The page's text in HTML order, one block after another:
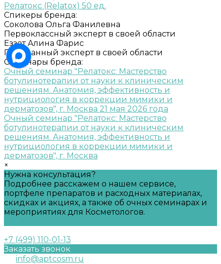
Релатокс (Relatox) 50 ед.
Спикеры бренда:
Соколова Ольга Фанилевна
Первоклассный эксперт в своей области
Еззет Алина Фарис
Признанный эксперт в своей области
Семинары бренда:
Очный семинар "Релатокс: Мастерство
ботулинотерапии от науки к клиническим
решениям. Анатомия, эффективность и
нутрициология в коррекции мимики и
дерматозов", г. Москва 21 мая 2026 года
Очный семинар "Релатокс: Мастерство
ботулинотерапии от науки к клиническим
решениям. Анатомия, эффективность и
нутрициология в коррекции мимики и
дерматозов", г. Москва
×
Нужна консультация?
Подробнее расскажем о нашем сервисе,
портфеле препаратов и расходных материалах,
скидках и акциях, а также об очных семинарах и
мероприятиях для Косметологов.
+7 (499) 110-01-13
Заказать звонок
info@aptcosm.ru